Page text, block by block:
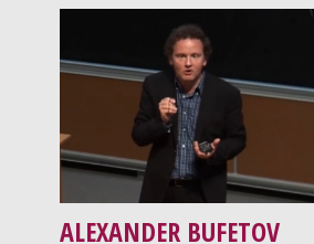
ALEXANDER BUFETOV